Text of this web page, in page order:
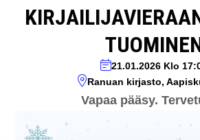
21.01.2026 Klo
Ranuan kirjasto,
Vapaa pääsy.